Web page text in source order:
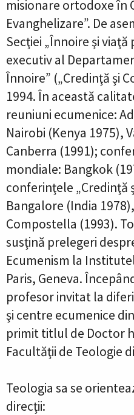
misionare ortodoxe în
Evanghelizare”. De
Secţiei „Înnoire şi
executiv al
Înnoire” („Credinţă şi
1994. În această
reuniuni ecumenice:
Nairobi (Kenya 1975),
Canberra (1991);
mondiale: Bangkok
conferinţele „Credinţă
Bangalore (India
Compostella (1993).
susţină prelegeri
Ecumenism la
Paris, Geneva.
profesor invitat la
şi centre ecumenice
primit titlul de Doctor
Facultăţii de Teologie
Teologia sa se
direcţii: